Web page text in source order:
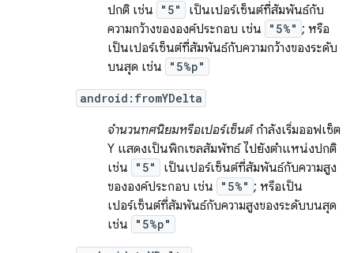
ปกติ เช่น
"5"
เป็นเปอร์เซ็นต์ที่สัมพันธ์กับ
ความกว้างขององค์ประกอบ เช่น
"5%" ; หรือ
เป็นเปอร์เซ็นต์ที่สัมพันธ์กับความกว้างของระดับ
บนสุด เช่น
"5%p"
android:fromYDelta
จำนวนทศนิยมหรือเปอร์เซ็นต์กำลังเริ่มออฟเซ็ต
Y แสดงเป็นพิกเซลสัมพัทธ์ ไปยังตำแหน่งปกติ
เช่น
"5"
เป็นเปอร์เซ็นต์ที่สัมพันธ์กับความสูง
ขององค์ประกอบ เช่น
"5%" ; หรือเป็น
เปอร์เซ็นต์ที่สัมพันธ์กับความสูงของระดับบนสุด
เช่น
"5%p"